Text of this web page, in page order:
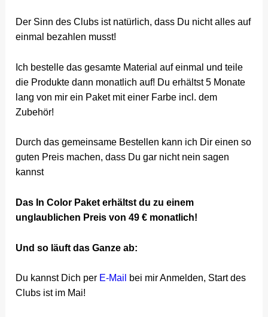
Der Sinn des Clubs ist natürlich, dass Du nicht alles auf
einmal bezahlen musst!
Ich bestelle das gesamte Material auf einmal und teile
die Produkte dann monatlich auf! Du erhältst 5 Monate
lang von mir ein Paket mit einer Farbe incl. dem
Zubehör!
Durch das gemeinsame Bestellen kann ich Dir einen so
guten Preis machen, dass Du gar nicht nein sagen
kannst
Das In Color Paket erhältst du zu einem
unglaublichen Preis von 49 € monatlich!
Und so läuft das Ganze ab:
Du kannst Dich per E-Mail
bei mir Anmelden, Start des
Clubs ist im Mai!